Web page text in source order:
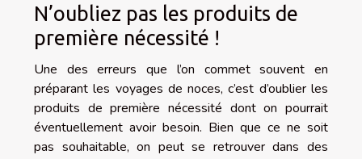
N’oubliez pas les produits de
première nécessité !
Une des erreurs que l’on commet souvent en
préparant les voyages de noces, c’est d’oublier les
produits de première nécessité dont on pourrait
éventuellement avoir besoin. Bien que ce ne soit
pas souhaitable, on peut se retrouver dans des